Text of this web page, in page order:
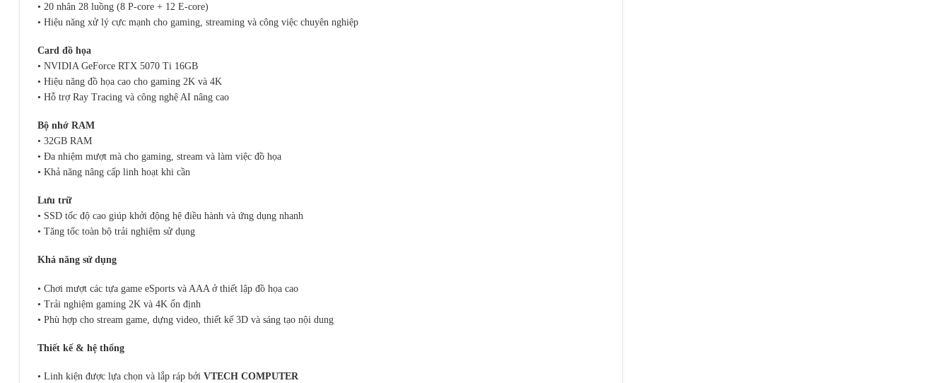
• 20 nhân 28 luồng (8 P-core + 12 E-core)
• Hiệu năng xử lý cực mạnh cho gaming, streaming và công việc chuyên nghiệp
Card đồ họa
• NVIDIA GeForce RTX 5070 Ti 16GB
• Hiệu năng đồ họa cao cho gaming 2K và 4K
• Hỗ trợ Ray Tracing và công nghệ AI nâng cao
Bộ nhớ RAM
• 32GB RAM
• Đa nhiệm mượt mà cho gaming, stream và làm việc đồ họa
• Khả năng nâng cấp linh hoạt khi cần
Lưu trữ
• SSD tốc độ cao giúp khởi động hệ điều hành và ứng dụng nhanh
• Tăng tốc toàn bộ trải nghiệm sử dụng
Khả năng sử dụng
• Chơi mượt các tựa game eSports và AAA ở thiết lập đồ họa cao
• Trải nghiệm gaming 2K và 4K ổn định
• Phù hợp cho stream game, dựng video, thiết kế 3D và sáng tạo nội dung
Thiết kế & hệ thống
• Linh kiện được lựa chọn và lắp ráp bởi VTECH COMPUTER